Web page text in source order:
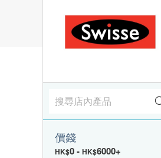
價錢
HK$0- HK$6000+